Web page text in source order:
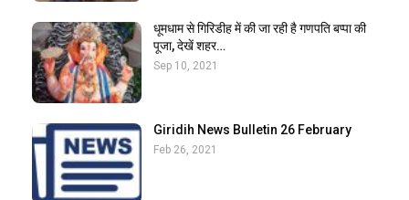
धूमधाम से गिरिडीह में की जा रही है गणपति बप्पा की
पूजा, देखें शहर…
Sep 10, 2021
Giridih News Bulletin 26 February
Feb 26, 2021